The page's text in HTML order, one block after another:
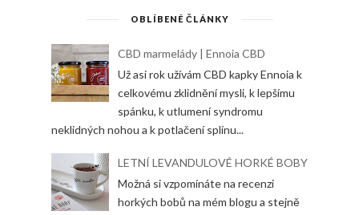
OBLÍBENÉ ČLÁNKY
CBD marmelády | Ennoia CBD
Už asi rok užívám CBD kapky Ennoia k
celkovému zklidnění mysli, k lepšímu
spánku, k utlumení syndromu
neklidných nohou a k potlačení splínu...
LETNÍ LEVANDULOVÉ HORKÉ BOBY
Možná si vzpomínáte na recenzi
horkých bobů na mém blogu a stejně